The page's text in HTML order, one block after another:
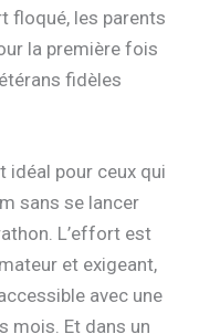
floqué, les parents
la première fois
fidèles
pour ceux qui
sans se lancer
L’effort est
et exigeant,
avec une
mois. Et dans un